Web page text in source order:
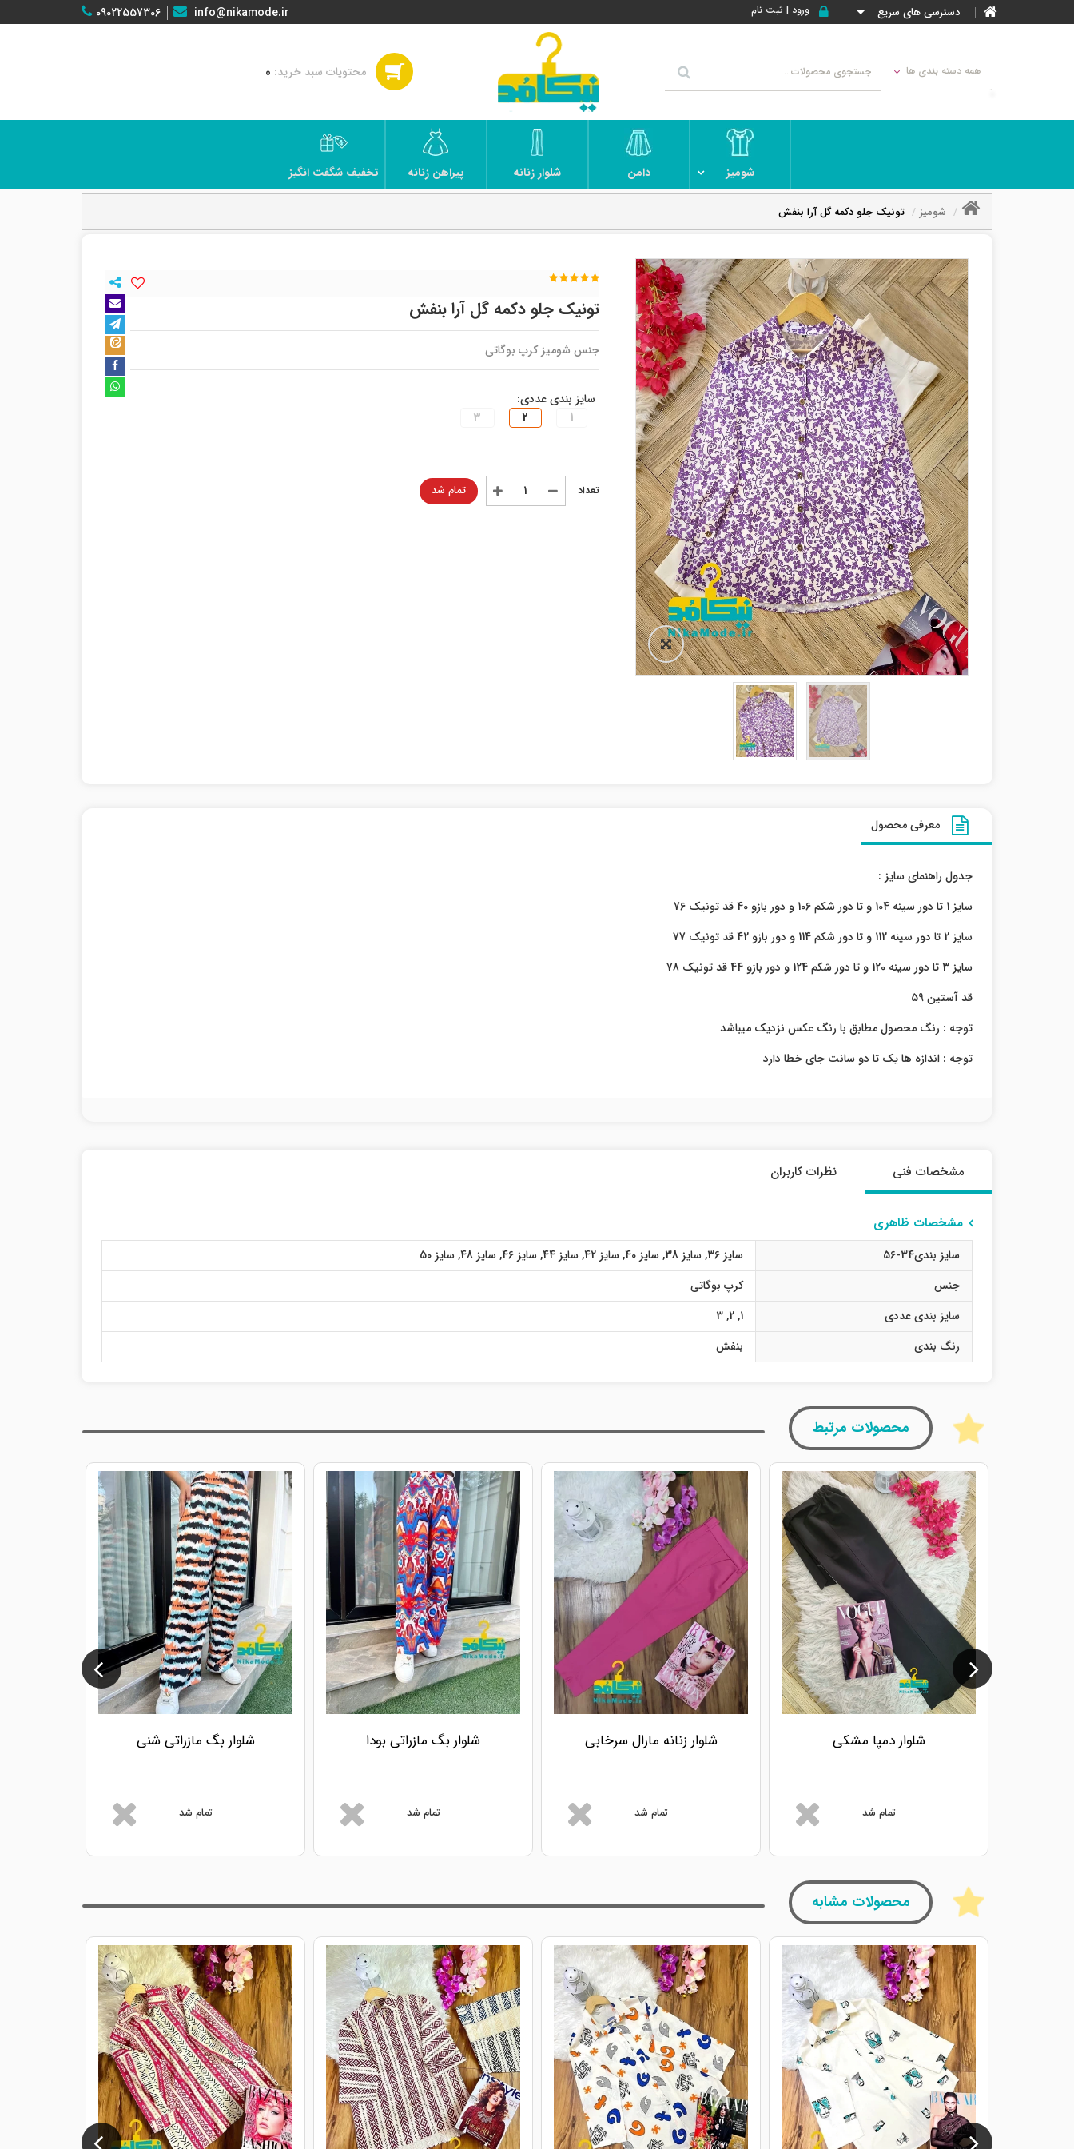
دسترسی های سریع ورود | ثبت نام 09022557306 info@nikamode.ir
همه دسته بندی ها 0
شومیز دامن شلوار زنانه پیراهن زنانه تخفیف شگفت انگیز
شومیز تونیک جلو دکمه گل آرا بنفش
تونیک جلو دکمه گل آرا بنفش
جنس شومیز کرپ بوگاتی
سایز بندی عددی:
1
2
3
تمام شد
معرفی محصول
جدول راهنمای سایز :
سایز 1 تا دور سینه 104 و تا دور شکم 106 و دور بازو 40 قد تونیک 76
سایز 2 تا دور سینه 112 و تا دور شکم 114 و دور بازو 42 قد تونیک 77
سایز 3 تا دور سینه 120 و تا دور شکم 124 و دور بازو 44 قد تونیک 78
قد آستین 59
توجه : رنگ محصول مطابق با رنگ عکس نزدیک میباشد
توجه : اندازه ها یک تا دو سانت جای خطا دارد
مشخصات فنی نظرات کاربران
مشخصات ظاهری
سایز بندی34-56 سایز 36 , سایز 38 , سایز 40 , سایز 42 , سایز 44 , سایز 46 , سایز 48 , سایز 50
جنس
کرپ بوگاتی
سایز بندی عددی
1
,
2
,
3
رنگ بندی
بنفش
محصولات مرتبط
شلوار دمپا مشکی
تمام شد
شلوار زنانه مارال سرخابی
تمام شد
شلوار بگ مازراتی بودا
تمام شد
شلوار بگ مازراتی شنی
تمام شد
محصولات مشابه